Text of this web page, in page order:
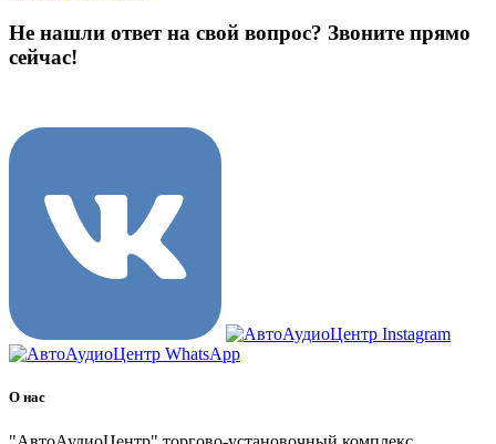
Не нашли ответ на свой вопрос? Звоните прямо
сейчас!
О нас